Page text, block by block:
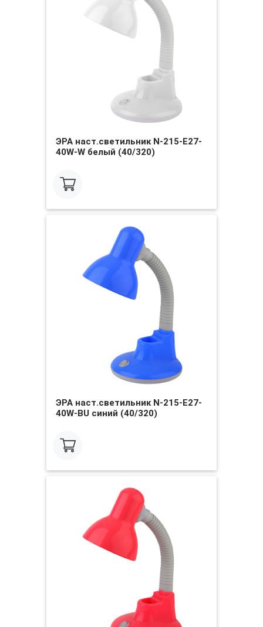
ЭРА наст.светильник N-215-E27-
40W-W белый (40/320)
ЭРА наст.светильник N-215-E27-
40W-BU синий (40/320)